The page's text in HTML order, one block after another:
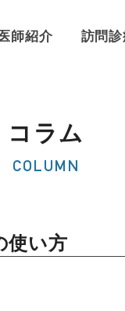
医師紹介 訪問診
コラム
COLUMN
使い方